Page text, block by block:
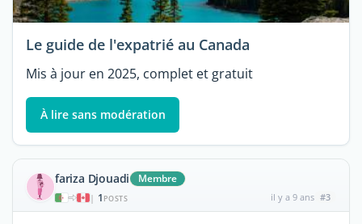
Le guide de l'expatrié au Canada
Mis à jour en 2025, complet et gratuit
À lire sans modération
fariza Djouadi Membre
| 1 POSTS il y a 9 ans #3